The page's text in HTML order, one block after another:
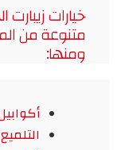
خيارات زيبارت
متنوعة من
ومنها: